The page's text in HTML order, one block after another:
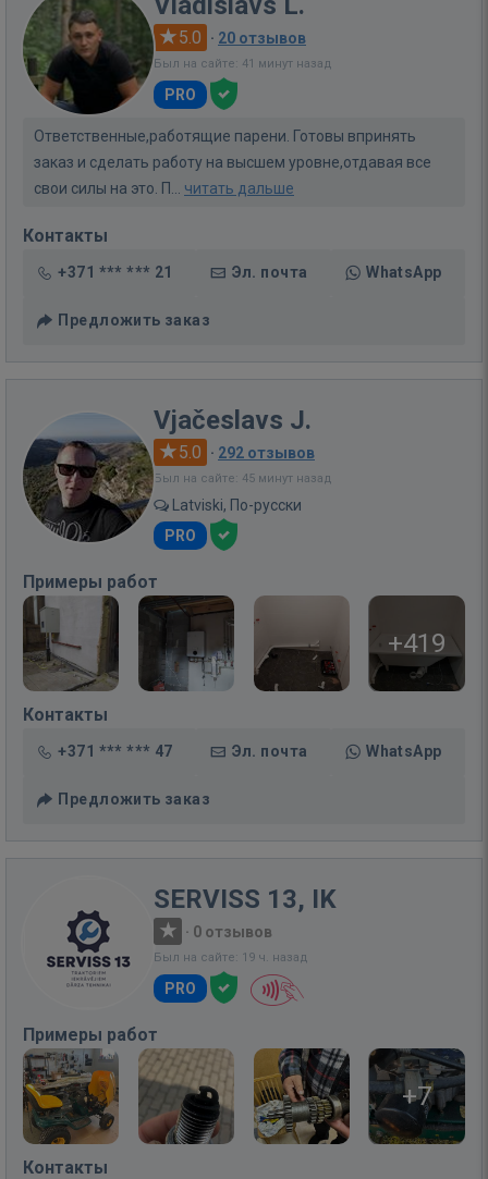
5.0 · 20 отзывов
Был на сайте: 41 минут назад
PRO
Ответственные,работящие парени. Готовы впринять
заказ и сделать работу на высшем уровне,отдавая все
свои силы на это. П... читать дальше
Контакты
+371 *** *** 21 Эл. почта WhatsApp
Предложить заказ
Vjačeslavs J.
5.0 · 292 отзывов
Был на сайте: 45 минут назад
Latviski, По-русски
PRO
Примеры работ
+419
Контакты
+371 *** *** 47 Эл. почта WhatsApp
Предложить заказ
SERVISS 13, IK
· 0 отзывов
Был на сайте: 19 ч. назад
PRO
Примеры работ
+7
Контакты